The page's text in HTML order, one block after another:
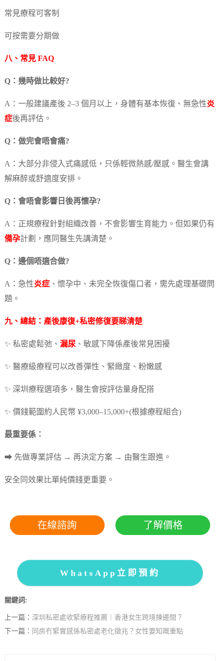
常見療程可客制
可按需要分期做
八、常見 FAQ
Q：幾時做比較好?
A：一般建議產後 2–3 個月以上，身體有基本恢復、無急性炎
症後再評估。
Q：做完會唔會痛?
A：大部分非侵入式痛感低，只係輕微熱感/壓感。醫生會講
解麻醉或舒適度安排。
Q：會唔會影響日後再懷孕?
A：正規療程針對組織改善，不會影響生育能力。但如果仍有
備孕計劃，應同醫生先講清楚。
Q：邊個唔適合做?
A：急性炎症、懷孕中、未完全恢復傷口者，需先處理基礎問
題。
九、總結：產後康復+私密修復要睇清楚
✨ 私密處鬆弛、 漏尿、敏感下降係產後常見困擾
✨ 醫療級療程可以改善彈性、緊緻度、粉嫩感
✨ 深圳療程選項多，醫生會按評估量身配搭
✨ 價錢範圍約人民幣 ¥3,000–15,000+(根據療程組合)
最重要係：
➡ 先做專業評估 → 再決定方案 → 由醫生跟進。
安全同效果比單純價錢更重要。
在線諮詢 了解價格
WhatsApp立即預約
關鍵詞:
上一篇： 深圳私密處收緊療程推薦｜香港女生跨境揀邊間？
下一篇： 同房冇緊實感係私密處老化徵兆？女性要知嘅重點